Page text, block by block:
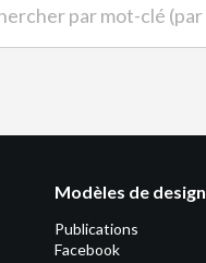
Modèles de design
Publications
Facebook